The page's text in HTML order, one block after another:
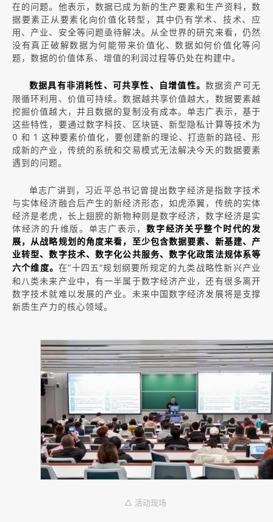
在的问题。他表示，数据已成为新的生产要素和生产资料，数
据要素正从要素化向价值化转型，其中仍有学术、技术、应
用、产业、安全等问题亟待解决。从全世界的研究来看，仍然
没有真正破解数据为何能带来价值化、数据如何价值化等问
题，数据的价值体系、增值的利润过程等仍处在构建中。
数据具有非消耗性、可共享性、自增值性。 数据资产可无
限循环利用、价值可持续。数据越共享价值越大，数据要素越
挖掘价值越大，并且数据的复制没有成本。单志广表示，基于
这些特性，要通过数字科技、区块链、新型隐私计算等技术为
0 和 1 这种要素价值化，要创建新的理论、打造新的路径、形
成新的产业，传统的系统和交易模式无法解决今天的数据要素
遇到的问题。
单志广讲到，习近平总书记曾提出数字经济是指数字技术
与实体经济融合后产生的新经济形态，如虎添翼，传统的实体
经济是老虎，长上翅膀的新物种则是数字经济，数字经济是实
体经济的升维版。单志广表示，数字经济关乎整个时代的发
展，从战略规划的角度来看，至少包含数据要素、新基建、产
业转型、数字技术、数字化公共服务、数字化政策法规体系等
六个维度。在“十四五”规划纲要所规定的九类战略性新兴产业
和八类未来产业中，有一半属于数字经济产业，还有很多离开
数字技术就难以发展的产业。未来中国数字经济发展将是支撑
新质生产力的核心领域。
△ 活动现场